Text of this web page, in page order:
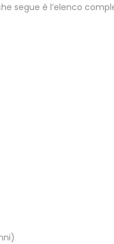
segue è l’elenco